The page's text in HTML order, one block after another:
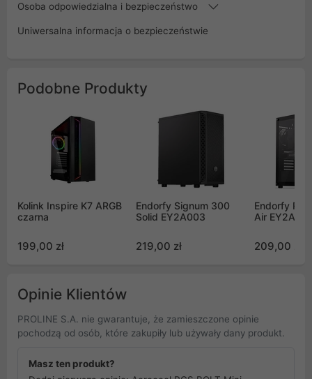
Osoba odpowiedzialna i bezpieczeństwo
Uniwersalna informacja o bezpieczeństwie
Podobne Produkty
Kolink Inspire K7 ARGB
czarna
199,00 zł
Endorfy Signum 300
Solid EY2A003
219,00 zł
Endorfy
Air
209,00 zł
Opinie Klientów
PROLINE S.A. nie gwarantuje, że zamieszczone opinie
pochodzą od osób, które zakupiły lub używały dany produkt.
Masz ten produkt?